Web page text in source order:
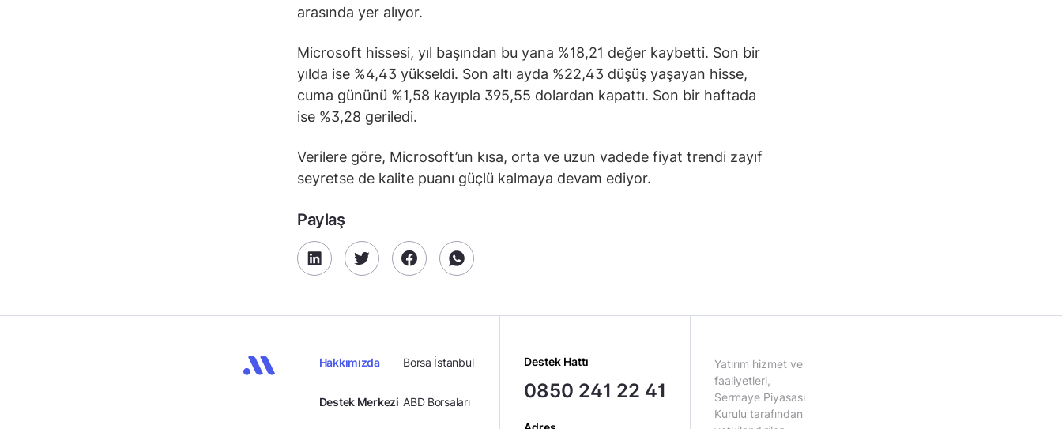
arasında yer alıyor.
Microsoft hissesi, yıl başından bu yana %18,21 değer kaybetti. Son bir
yılda ise %4,43 yükseldi. Son altı ayda %22,43 düşüş yaşayan hisse,
cuma gününü %1,58 kayıpla 395,55 dolardan kapattı. Son bir haftada
ise %3,28 geriledi.
Verilere göre, Microsoft’un kısa, orta ve uzun vadede fiyat trendi zayıf
seyretse de kalite puanı güçlü kalmaya devam ediyor.
Paylaş
Hakkımızda
Destek Merkezi
Borsa İstanbul
ABD Borsaları
Destek Hattı
0850 241 22 41
Yatırım hizmet ve
faaliyetleri,
Sermaye Piyasası
Kurulu tarafından